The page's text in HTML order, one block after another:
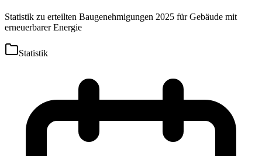
Statistik zu erteilten Baugenehmigungen 2025 für Gebäude mit
erneuerbarer Energie
Statistik